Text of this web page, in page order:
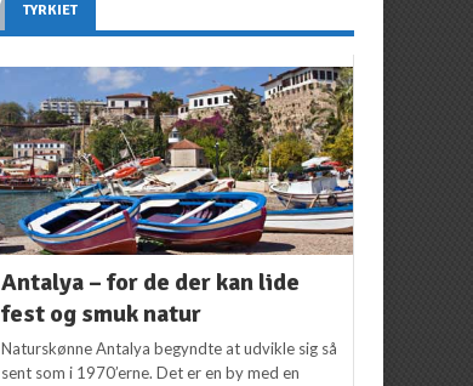
TYRKIET
Antalya – for de der kan lide
fest og smuk natur
Naturskønne Antalya begyndte at udvikle sig så
sent som i 1970’erne. Det er en by med en